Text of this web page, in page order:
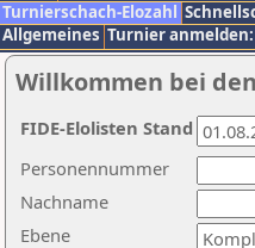
Turnierschach-Elozahl
Allgemeines Turnier anmelden:
Willkommen bei
Nachname
Ebene
Personennummer
FIDE-Elolisten Stand